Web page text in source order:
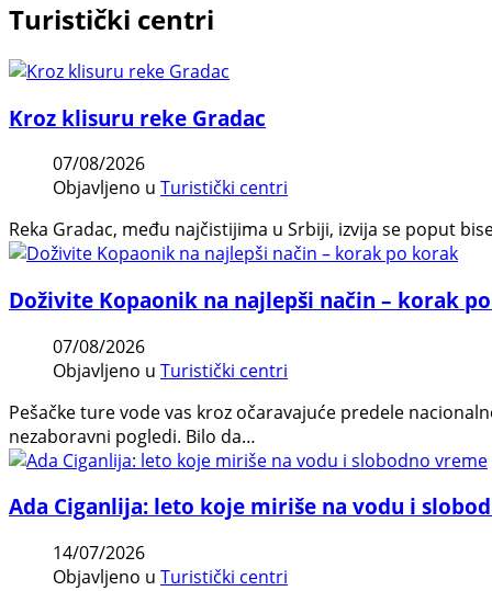
Turistički centri
Kroz klisuru reke Gradac
07/08/2026
Objavljeno u Turistički centri
Reka Gradac, među najčistijima u Srbiji, izvija se poput
Doživite Kopaonik na najlepši način – korak
07/08/2026
Objavljeno u Turistički centri
Pešačke ture vode vas kroz očaravajuće predele
nezaboravni pogledi. Bilo da…
Ada Ciganlija: leto koje miriše na vodu i
14/07/2026
Objavljeno u Turistički centri